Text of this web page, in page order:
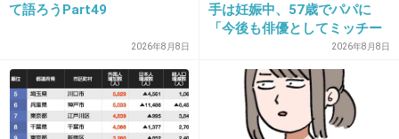
ンになる！！と張り切ってるよ
とりあえず毎日の沐浴と 外出先での抱っこ、ベ
ビーカー押す、あとは遊びとオムツ替えもやる
らしく、よくYouTube見て学習してる。
て語ろうPart49
2026年8月8日
手は妊娠中、57歳でパパに
「今後も俳優としてミッチー
2026年8月8日